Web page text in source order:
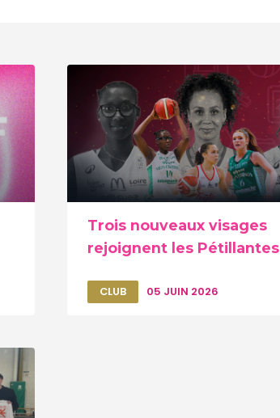
Trois nouveaux visages
rejoignent les Pétillantes
CLUB 05 JUIN 2026